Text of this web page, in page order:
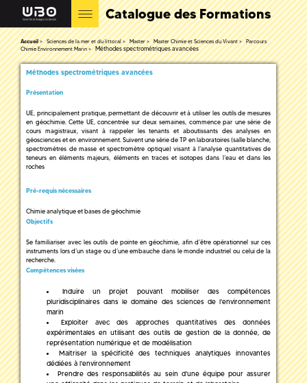
Catalogue des Formations
Accueil Sciences de la mer et du littoral Master Master Chimie et Sciences du Vivant
Parcours
Chimie Environnement Marin
Méthodes spectrométriques avancées
Méthodes spectrométriques avancées
Présentation
UE, principalement pratique, permettant de découvrir et à utiliser les outils de mesures
en géochimie. Cette UE, concentrée sur deux semaines, commence par une série de
cours magistraux, visant à rappeler les tenants et aboutissants des analyses en
géosciences et en environnement. Suivent une série de TP en laboratoires (salle blanche,
spectromètres de masse et spectromètre optique) visant à l’analyse quantitatives de
teneurs en éléments majeurs, éléments en traces et isotopes dans l’eau et dans les
roches
Pré-requis nécessaires
Chimie analytique et bases de géochimie
Objectifs
Se familiariser avec les outils de pointe en géochimie, afin d’être opérationnel sur ces
instruments lors d’un stage ou d’une embauche dans le monde industriel ou celui de la
recherche.
Compétences visées
Induire un projet pouvant mobiliser des compétences
pluridisciplinaires dans le domaine des sciences de l'environnement
marin
Exploiter avec des approches quantitatives des données
expérimentales en utilisant des outils de gestion de la donnée, de
représentation numérique et de modélisation
Maitriser la spécificité des techniques analytiques innovantes
dédiées à l'environnement
Prendre des responsabilités au sein d'une équipe pour assurer